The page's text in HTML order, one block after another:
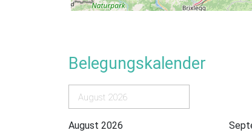
Aktuelle Preise auf unserer Homepage.
Belegungskalender
August 2026
August 2026